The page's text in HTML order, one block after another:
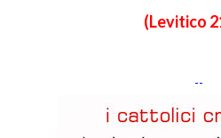
(Levitico
--